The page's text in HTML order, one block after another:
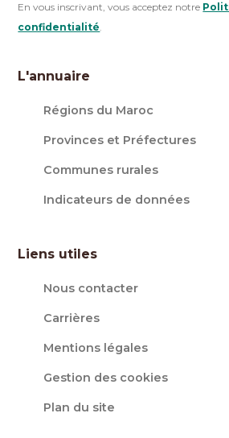
En vous inscrivant, vous acceptez notre
confidentialité.
L'annuaire
Régions du Maroc
Provinces et Préfectures
Communes rurales
Indicateurs de données
Liens utiles
Nous contacter
Carrières
Mentions légales
Gestion des cookies
Plan du site